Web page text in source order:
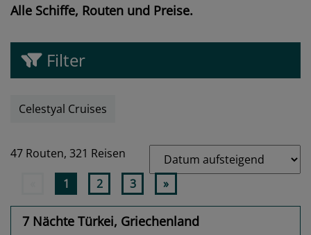
Alle Schiffe, Routen und Preise.
Filter
Celestyal Cruises
47 Routen, 321 Reisen
1 2 3 »
7 Nächte Türkei, Griechenland